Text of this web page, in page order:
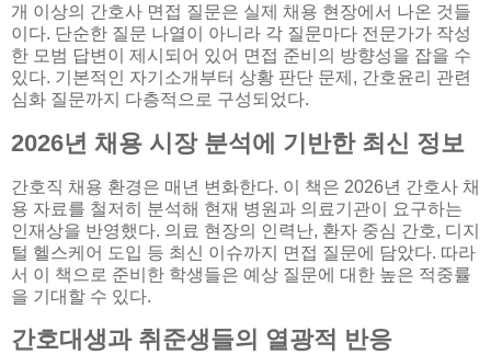
개 이상의 간호사 면접 질문은 실제 채용 현장에서 나온 것들
이다. 단순한 질문 나열이 아니라 각 질문마다 전문가가 작성
한 모범 답변이 제시되어 있어 면접 준비의 방향성을 잡을 수
있다. 기본적인 자기소개부터 상황 판단 문제, 간호윤리 관련
심화 질문까지 다층적으로 구성되었다.
2026년 채용 시장 분석에 기반한 최신 정보
간호직 채용 환경은 매년 변화한다. 이 책은 2026년 간호사 채
용 자료를 철저히 분석해 현재 병원과 의료기관이 요구하는
인재상을 반영했다. 의료 현장의 인력난, 환자 중심 간호, 디지
털 헬스케어 도입 등 최신 이슈까지 면접 질문에 담았다. 따라
서 이 책으로 준비한 학생들은 예상 질문에 대한 높은 적중률
을 기대할 수 있다.
간호대생과 취준생들의 열광적 반응